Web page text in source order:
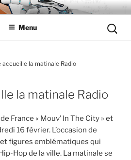
Menu
pour
accueille la matinale Radio
la matinale Radio
France « Mouv’ In The City » et
16 février. L’occasion de
figures emblématiques qui
Hop de la ville. La matinale se